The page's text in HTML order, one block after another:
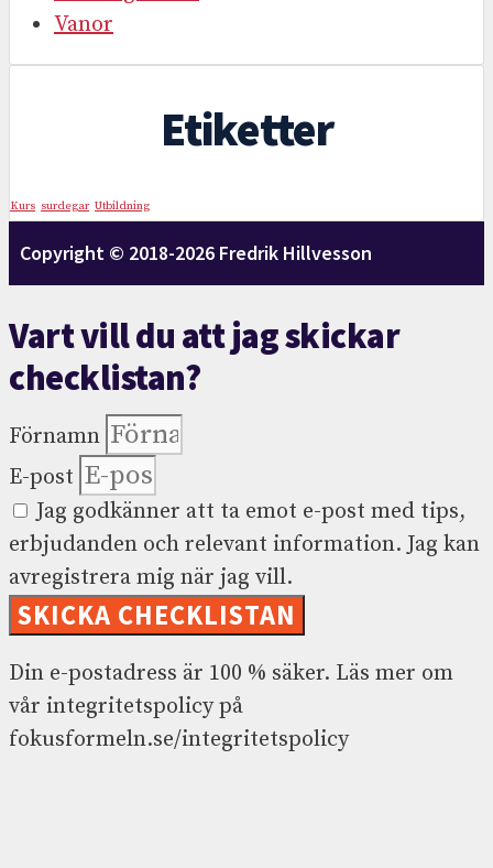
Vanor
Etiketter
Kurs surdegar Utbildning
Copyright © 2018-2026 Fredrik Hillvesson
Vart vill du att jag skickar
checklistan?
Förnamn
E-post
Jag godkänner att ta emot e-post med tips,
erbjudanden och relevant information. Jag kan
avregistrera mig när jag vill.
SKICKA CHECKLISTAN
Din e-postadress är 100 % säker. Läs mer om
vår integritetspolicy på
fokusformeln.se/integritetspolicy